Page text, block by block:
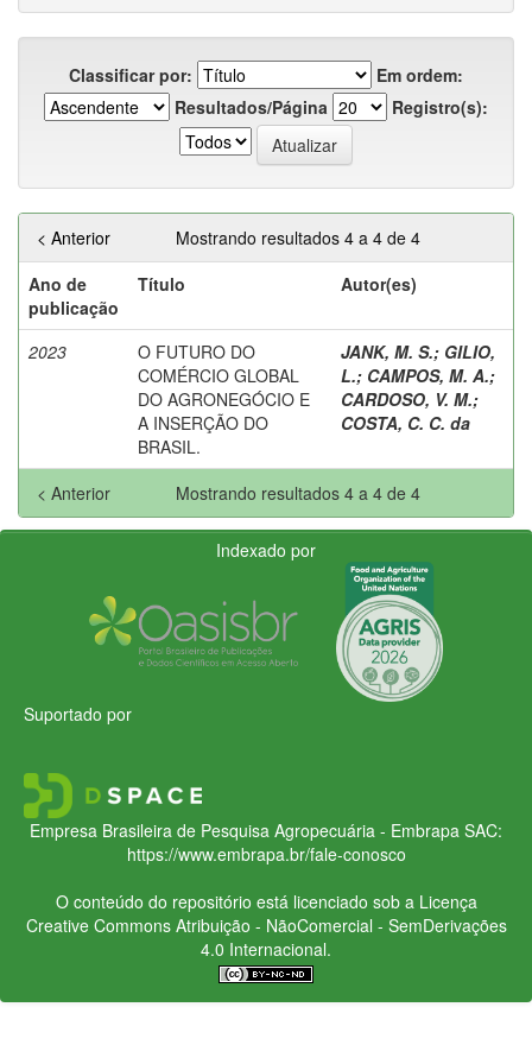
Classificar por:
Em ordem:
Resultados/Página
Registro(s):
Mostrando resultados 4 a 4 de 4
< Anterior
Ano de
publicação
Título Autor(es)
2023
O FUTURO DO
COMÉRCIO GLOBAL
DO AGRONEGÓCIO E
A INSERÇÃO DO
BRASIL.
JANK, M. S.; GILIO,
L.; CAMPOS, M. A.;
CARDOSO, V. M.;
COSTA, C. C. da
Mostrando resultados 4 a 4 de 4
< Anterior
Indexado por
Suportado por
Empresa Brasileira de Pesquisa Agropecuária - Embrapa SAC:
https://www.embrapa.br/fale-conosco
O conteúdo do repositório está licenciado sob a Licença
Creative CommonsAtribuição - NãoComercial - SemDerivações
4.0 Internacional.